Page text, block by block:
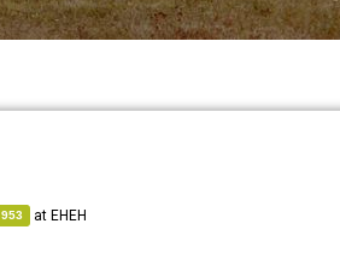
953 at EHEH